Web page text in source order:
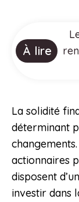
À lire
La solidité
déterminant
actionnaires
disposent
investir dans